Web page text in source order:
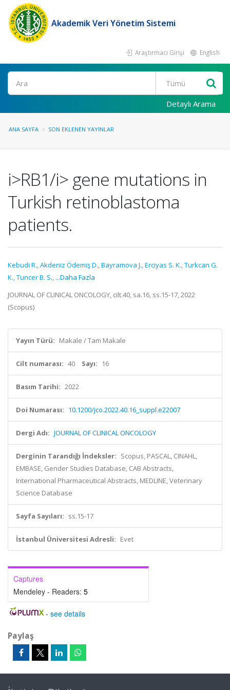
Akademik Veri Yönetim Sistemi
Araştırmacı Girişi English
Ara
Detaylı Arama
ANA SAYFA SON EKLENEN YAYINLAR
i>RB1/i> gene mutations in
Turkish retinoblastoma
patients.
Kebudi R.,Akdeniz Ödemiş D.,Bayramova J.,Erciyas S. K.,Turkcan G.
K.,Tuncer B. S., ...Daha Fazla
JOURNAL OF CLINICAL ONCOLOGY, cilt.40, sa.16, ss.15-17, 2022
(Scopus)
Yayın Türü: Makale / Tam Makale
Cilt numarası: 40 Sayı: 16
Basım Tarihi: 2022
Doi Numarası: 10.1200/jco.2022.40.16_suppl.e22007
Dergi Adı: JOURNAL OF CLINICAL ONCOLOGY
Derginin Tarandığı İndeksler: Scopus, PASCAL, CINAHL,
EMBASE, Gender Studies Database, CAB Abstracts,
International Pharmaceutical Abstracts, MEDLINE, Veterinary
Science Database
Sayfa Sayıları: ss.15-17
İstanbul Üniversitesi Adresli: Evet
Captures
Mendeley - Readers: 5
- see details
Paylaş